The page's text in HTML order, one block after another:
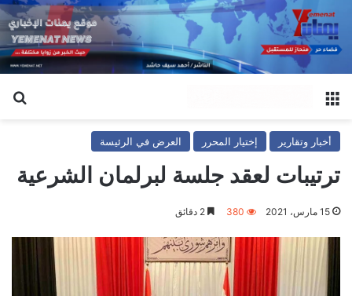
أخبار وتقارير إختيار المحرر العرض في الرئيسة
ترتيبات لعقد جلسة لبرلمان الشرعية
15 مارس، 2021 380